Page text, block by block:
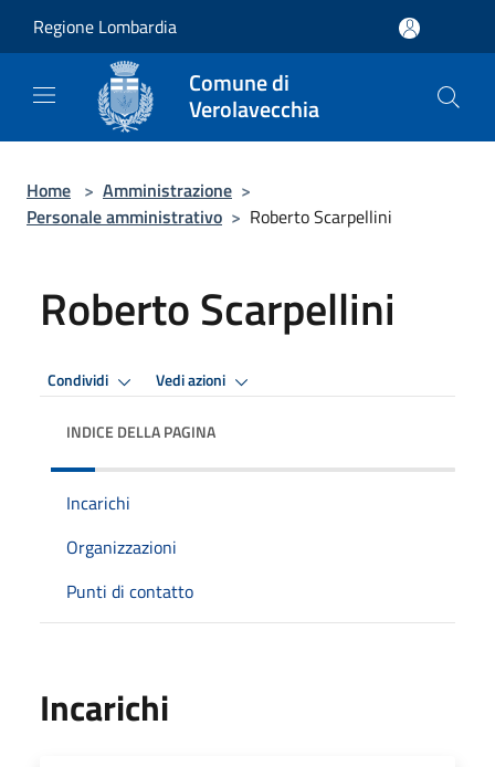
Regione Lombardia
Comune di
Verolavecchia
Home > Amministrazione >
Personale amministrativo > Roberto Scarpellini
Roberto Scarpellini
Condividi Vedi azioni
INDICE DELLA PAGINA
Incarichi
Organizzazioni
Punti di contatto
Incarichi